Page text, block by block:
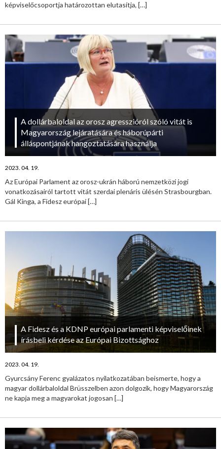
képviselőcsoportja határozottan elutasítja, […]
A dollárbaloldal az orosz agresszióról szóló vitát is
Magyarország lejáratására és háborúpárti
álláspontjának hangoztatására használja
2023. 04. 19.
Az Európai Parlament az orosz-ukrán háború nemzetközi jogi
vonatkozásairól tartott vitát szerdai plenáris ülésén Strasbourgban.
Gál Kinga, a Fidesz európai[…]
A Fidesz és a KDNP európai parlamenti képviselőinek
írásbeli kérdése az Európai Bizottsághoz
2023. 04. 19.
Gyurcsány Ferenc gyalázatos nyilatkozatában beismerte, hogy a
magyar dollárbaloldal Brüsszelben azon dolgozik, hogy Magyarország
ne kapja meg a magyarokat jogosan […]